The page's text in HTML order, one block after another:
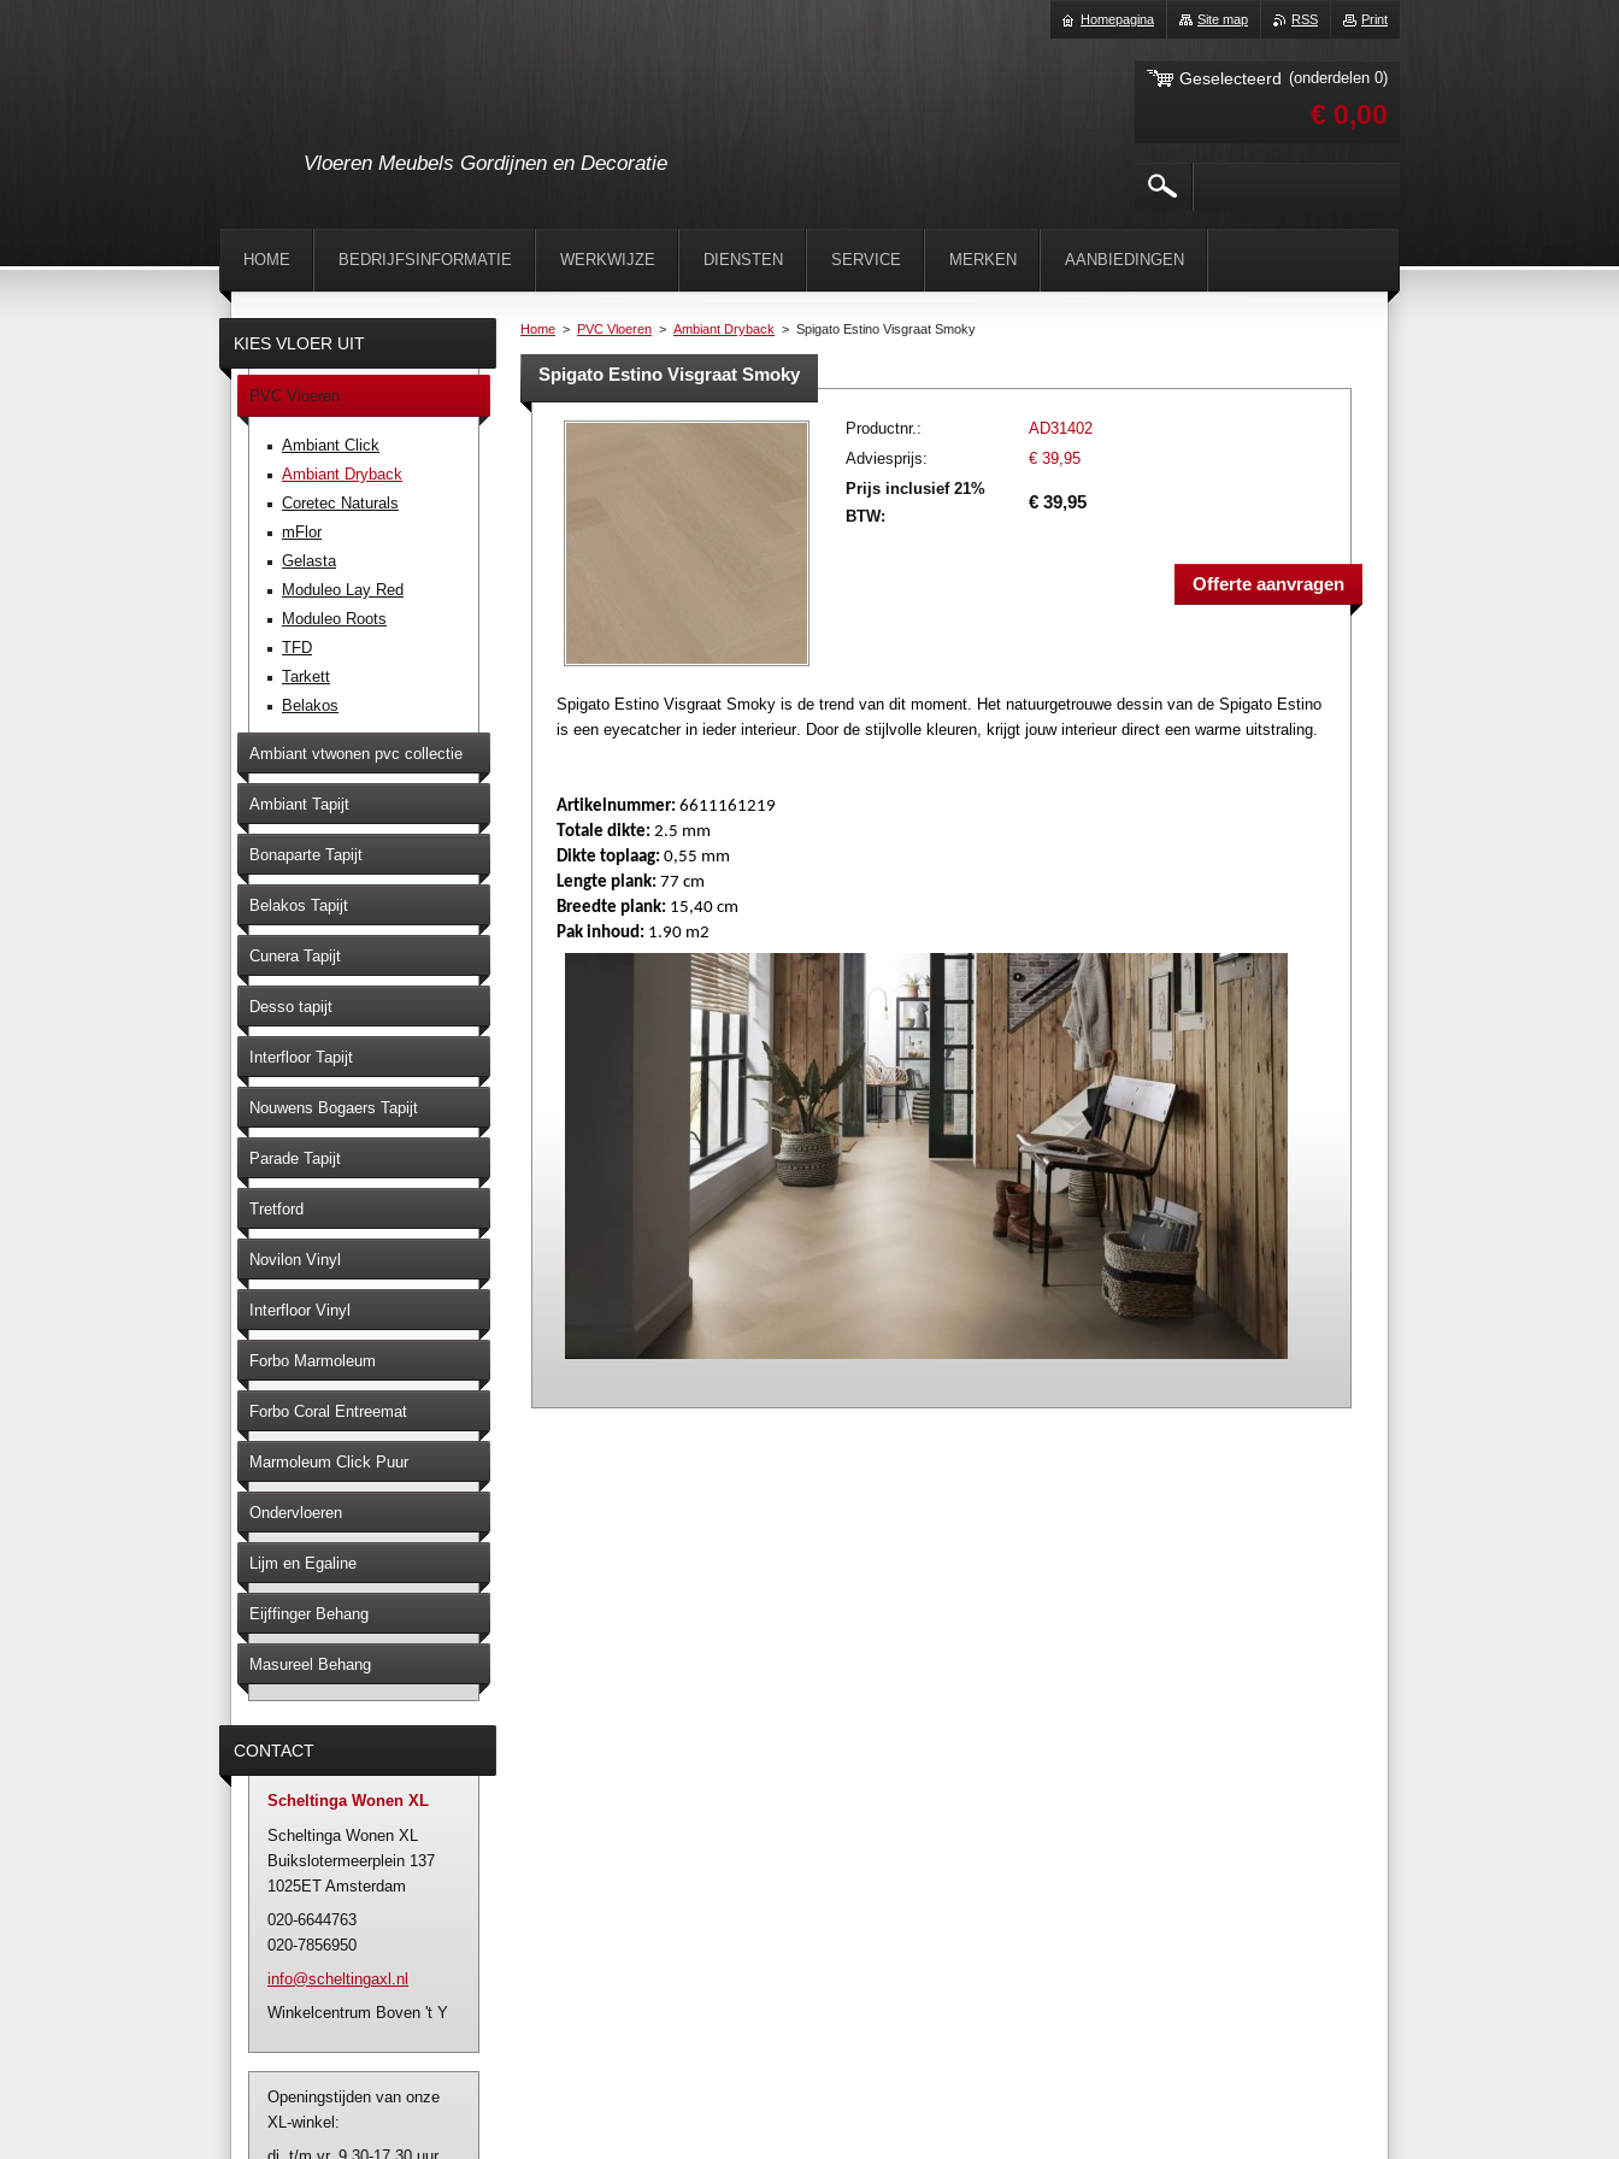
Vloeren Meubels Gordijnen en Decoratie
Home > PVC Vloeren > Ambiant Dryback > Spigato Estino Visgraat Smoky
Spigato Estino Visgraat Smoky
Productnr.:
AD31402
Adviesprijs:
€ 39,95
Prijs inclusief 21%
BTW:
€ 39,95
Spigato Estino Visgraat Smoky is de trend van dit moment. Het natuurgetrouwe dessin van de Spigato Estino
Artikelnummer: 6611161219
Totale dikte: 2.5 mm
Dikte toplaag: 0,55 mm
Lengte plank: 77 cm
Breedte plank: 15,40 cm
Pak inhoud: 1.90 m2
KIES VLOER UIT
PVC Vloeren
Ambiant Click
Ambiant Dryback
Coretec Naturals
mFlor
Gelasta
Moduleo Lay Red
Moduleo Roots
TFD
Tarkett
Belakos
Ambiant vtwonen pvc collectie
Ambiant Tapijt
Bonaparte Tapijt
Belakos Tapijt
Cunera Tapijt
Desso tapijt
Interfloor Tapijt
Nouwens Bogaers Tapijt
Parade Tapijt
Tretford
Novilon Vinyl
Interfloor Vinyl
Forbo Marmoleum
Forbo Coral Entreemat
Marmoleum Click Puur
Ondervloeren
Lijm en Egaline
Eijffinger Behang
Masureel Behang
CONTACT
Scheltinga Wonen XL
Scheltinga Wonen XL
Buikslotermeerplein 137
1025ET Amsterdam
020-6644763
020-7856950
info@scheltingax l.nl
Winkelcentrum Boven 't Y
Openingstijden van onze
XL-winkel:
HOME BEDRIJFSINFORMATIE WERKWIJZE DIENSTEN SERVICE MERKEN AANBIEDINGEN
Print
RSS
Site map
Homepagina
Geselecteerd (onderdelen 0)
€ 0,00